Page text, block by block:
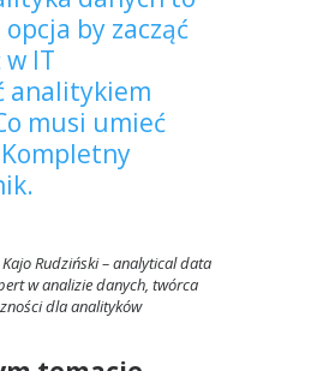
by zacząć
IT
analitykiem
musi umieć
Rudziński – analytical data
w analizie danych, twórca
dla analityków